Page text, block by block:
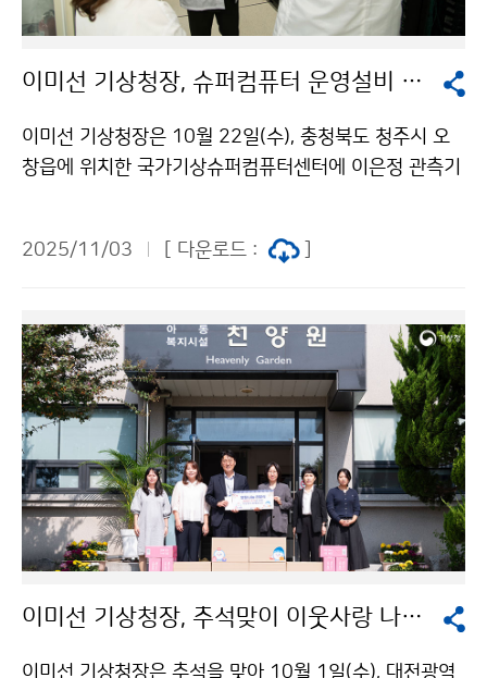
이미선 기상청장, 슈퍼컴퓨터 운영설비 안전성 현장 점검
이미선 기상청장은 10월 22일(수), 충청북도 청주시 오
창읍에 위치한 국가기상슈퍼컴퓨터센터에 이은정 관측기
2025/11/03
[ 다운로드 :
이미선 기상청장, 추석맞이 이웃사랑 나눔 실천
이미선 기상청장은 추석을 맞아 10월 1일(수), 대전광역